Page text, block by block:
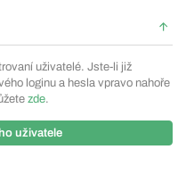
uživatelé. Jste-li již
loginu a hesla vpravo nahoře
zde.
uživatele